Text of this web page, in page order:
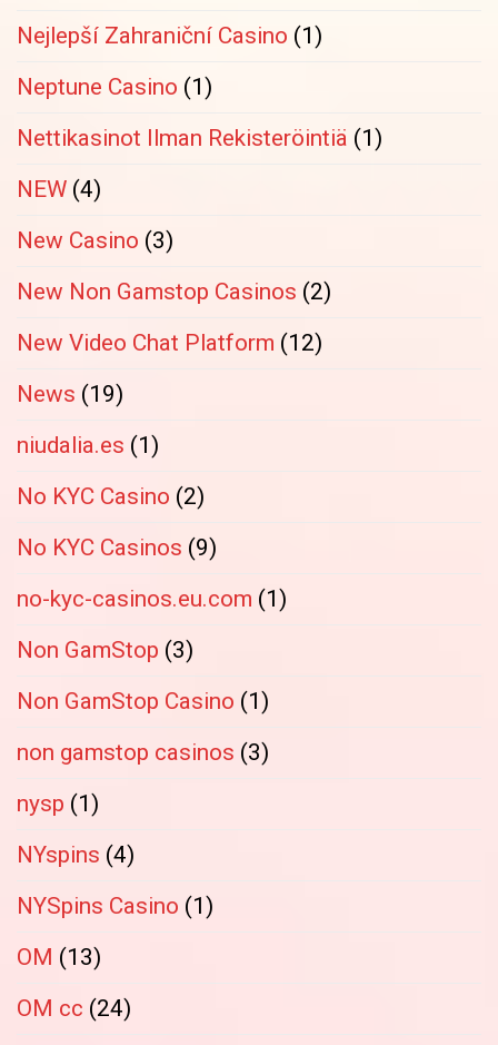
Nejlepší Zahraniční Casino (1)
Neptune Casino (1)
Nettikasinot Ilman Rekisteröintiä (1)
NEW (4)
New Casino (3)
New Non Gamstop Casinos (2)
New Video Chat Platform (12)
News (19)
niudalia.es (1)
No KYC Casino (2)
No KYC Casinos (9)
no-kyc-casinos.eu.com (1)
Non GamStop (3)
Non GamStop Casino (1)
non gamstop casinos (3)
nysp (1)
NYspins (4)
NYSpins Casino (1)
OM (13)
OM cc (24)